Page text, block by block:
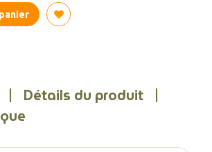
Détails du produit